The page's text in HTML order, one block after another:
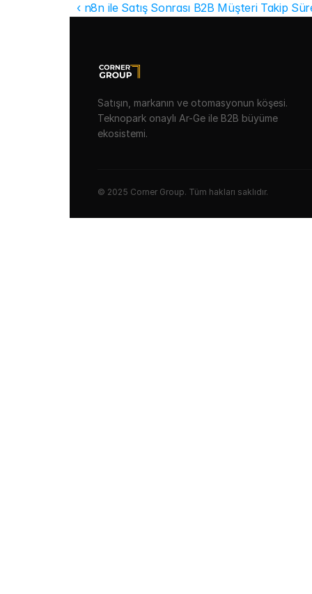
‹ n8n ile Satış Sonrası B2B Müşteri Takip
Satışın, markanın ve otomasyonun köşesi.
Teknopark onaylı Ar-Ge ile B2B büyüme
ekosistemi.
© 2025 Corner Group. Tüm hakları saklıdır.